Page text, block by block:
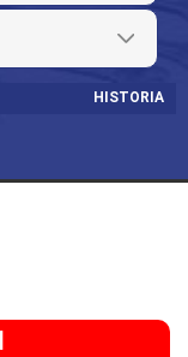
HISTORIA